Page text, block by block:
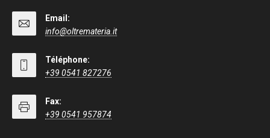
Email:
info@oltremateria.it
Téléphone:
+39 0541 827276
Fax:
+39 0541 957874